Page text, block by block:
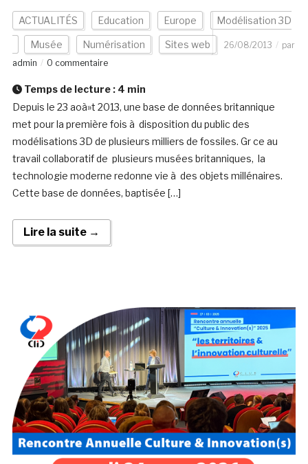
ACTUALITÉS Education Europe Modélisation 3D
Musée Numérisation Sites web 26/08/2013
par
admin
0 commentaire
Temps de lecture : 4 min
Depuis le 23 aoà»t 2013, une base de données britannique
met pour la première fois à disposition du public des
modélisations 3D de plusieurs milliers de fossiles. Gr ce au
travail collaboratif de plusieurs musées britanniques, la
technologie moderne redonne vie à des objets millénaires.
Cette base de données, baptisée […]
Lire la suite →